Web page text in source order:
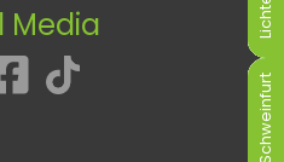
Schweinfurt
Schweinfurt
Schweinfurt
Schweinfurt
Schweinfurt
Schweinfurt
Media